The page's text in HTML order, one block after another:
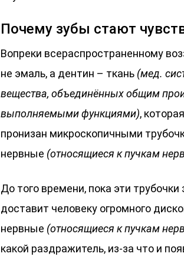
Почему зубы стают
Вопреки всераспространенному
не эмаль, а дентин – ткань (мед.
вещества, объединённых общим
выполняемыми функциями),
пронизан микроскопичными
нервные (относящиеся к пучкам
До того времени, пока эти
доставит человеку огромного
нервные (относящиеся к пучкам
какой раздражитель, из-за что и